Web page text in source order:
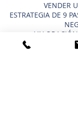
VENDER
ESTRATEGIA DE 9
PRECIO PARA